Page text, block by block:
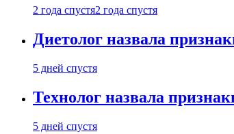
2 года спустя2 года спустя
Диетолог назвала
5 дней спустя
Технолог назвала
5 дней спустя